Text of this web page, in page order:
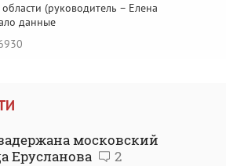
(руководитель – Елена
данные
московский
Ерусланова
2